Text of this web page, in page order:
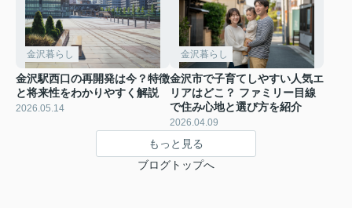
金沢暮らし
金沢駅西口の再開発は今？特徴
と将来性をわかりやすく解説
2026.05.14
金沢暮らし
金沢市で子育てしやすい人気エ
リアはどこ？ ファミリー目線
で住み心地と選び方を紹介
2026.04.09
もっと見る
ブログトップへ